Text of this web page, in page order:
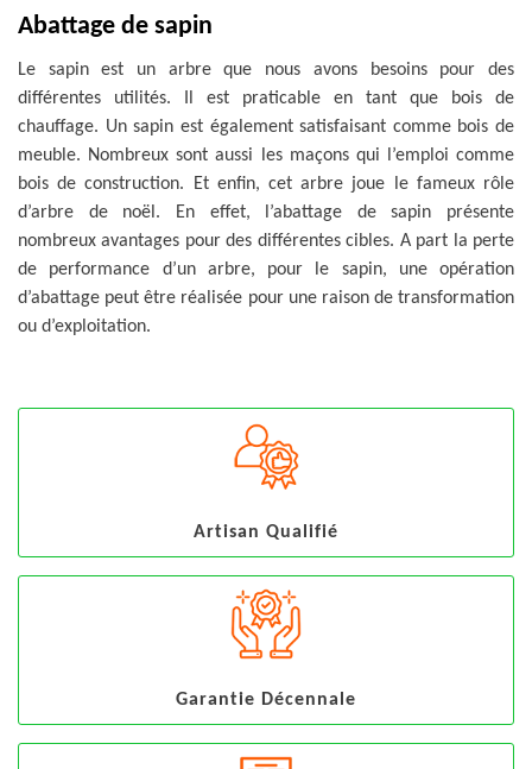
Abattage de sapin
Le sapin est un arbre que nous avons besoins pour des
différentes utilités. Il est praticable en tant que bois de
chauffage. Un sapin est également satisfaisant comme bois de
meuble. Nombreux sont aussi les maçons qui l’emploi comme
bois de construction. Et enfin, cet arbre joue le fameux rôle
d’arbre de noël. En effet, l’abattage de sapin présente
nombreux avantages pour des différentes cibles. A part la perte
de performance d’un arbre, pour le sapin, une opération
d’abattage peut être réalisée pour une raison de transformation
ou d’exploitation.
Artisan Qualifié
Garantie Décennale